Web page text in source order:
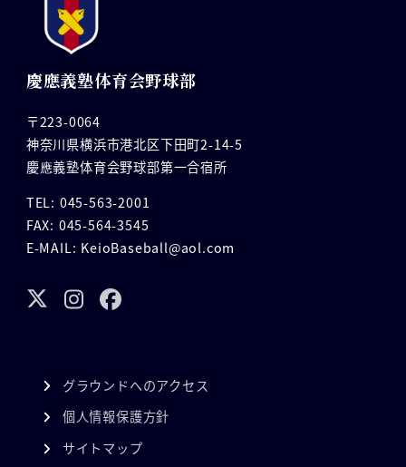
慶應義塾体育会野球部
〒223-0064
神奈川県横浜市港北区下田町2-14-5
慶應義塾体育会野球部第一合宿所
TEL: 045-563-2001
FAX: 045-564-3545
E-MAIL: KeioBaseball@aol.com
グラウンドへのアクセス
個人情報保護方針
サイトマップ